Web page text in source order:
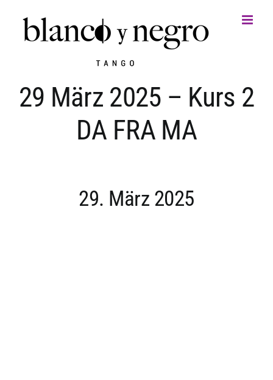
springen
29 März 2025 – Kurs 2
DA FRA MA
29. März 2025